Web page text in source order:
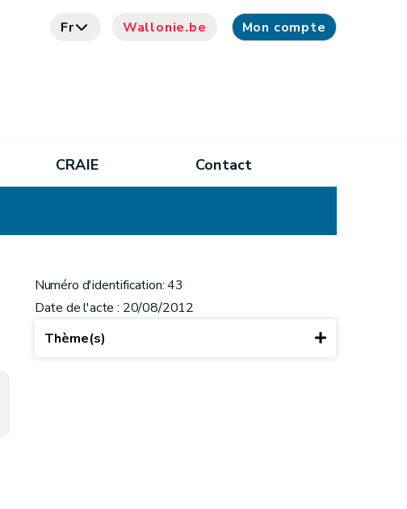
Fr Wallonie.be Mon compte
CRAIE Contact
Numéro d'identification: 43
Date de l'acte : 20/08/2012
Thème(s)